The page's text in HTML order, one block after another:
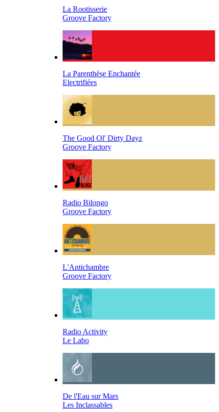
La Rootisserie
Groove Factory
La Parenthèse Enchantée
Electrifiées
The Good Ol' Dirty Dayz
Groove Factory
Radio Bilongo
Groove Factory
L'Antichambre
Groove Factory
Radio Activity
Le Labo
De l'Eau sur Mars
Les Inclassables